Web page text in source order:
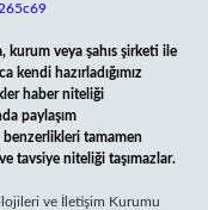
kurum veya şahıs şirketi ile
kendi hazırladığımız
haber niteliği
paylaşım
benzerlikleri tamamen
tavsiye niteliği taşımazlar.
ve İletişim Kurumu